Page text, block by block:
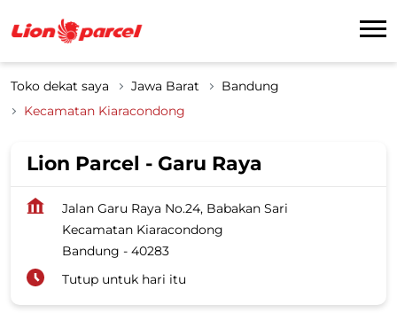
Toko dekat saya Jawa Barat
Bandung
Kecamatan Kiaracondong
Lion Parcel - Garu Raya
Jalan Garu Raya No.24, Babakan Sari
Kecamatan Kiaracondong
Bandung - 40283
Tutup untuk hari itu